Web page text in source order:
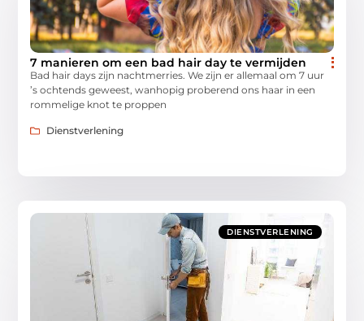
7 manieren om een bad hair day te vermijden
Bad hair days zijn nachtmerries. We zijn er allemaal om 7 uur
’s ochtends geweest, wanhopig proberend ons haar in een
rommelige knot te proppen
Dienstverlening
DIENSTVERLENING